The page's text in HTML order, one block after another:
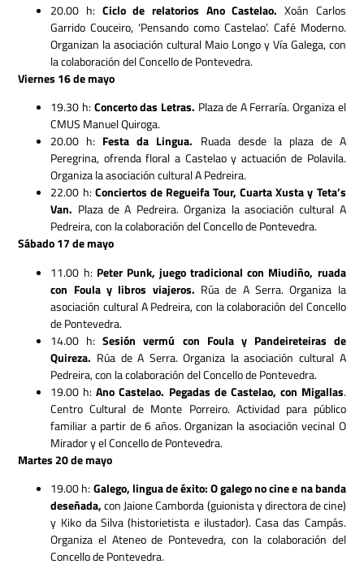
20.00 h: Ciclo de relatorios Ano Castelao. Xoán Carlos
Garrido Couceiro, ‘Pensando como Castelao’. Café Moderno.
Organizan la asociación cultural Maio Longo y Vía Galega, con
la colaboración del Concello de Pontevedra.
Viernes 16 de mayo
19.30 h:Concerto das Letras. Plaza de A Ferraría. Organiza el
CMUS Manuel Quiroga.
20.00 h: Festa da Lingua. Ruada desde la plaza de A
Peregrina, ofrenda floral a Castelao y actuación de Polavila.
Organiza la asociación cultural A Pedreira.
22.00 h:Conciertos de Regueifa Tour, Cuarta Xusta y Teta’s
Van. Plaza de A Pedreira. Organiza la asociación cultural A
Pedreira, con la colaboración del Concello de Pontevedra.
Sábado 17 de mayo
11.00 h: Peter Punk, juego tradicional con Miudiño, ruada
con Foula y libros viajeros. Rúa de A Serra. Organiza la
asociación cultural A Pedreira, con la colaboración del Concello
de Pontevedra.
14.00 h:Sesión vermú con Foula y Pandeireteiras de
Quireza. Rúa de A Serra. Organiza la asociación cultural A
Pedreira, con la colaboración del Concello de Pontevedra.
19.00 h:Ano Castelao. Pegadas de Castelao, con Migallas.
Centro Cultural de Monte Porreiro. Actividad para público
familiar a partir de 6 años. Organizan la asociación vecinal O
Mirador y el Concello de Pontevedra.
Martes 20 de mayo
19.00 h:Galego, lingua de éxito: O galego no cine e na banda
deseñada,con Jaione Camborda (guionista y directora de cine)
y Kiko da Silva (historietista e ilustador). Casa das Campás.
Organiza el Ateneo de Pontevedra, con la colaboración del
Concello de Pontevedra.